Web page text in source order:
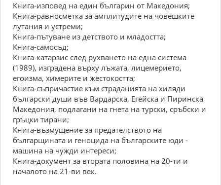
Книга-изповед на един българин от Македония;
Книга-равносметка за амплитудите на човешките
лутания и устреми;
Книга-пътуване из детството и младостта;
Книга-самосъд;
Книга-катарзис след рухването на една система
(1989), изградена върху лъжата, лицемерието,
егоизма, химерите и жестокостта;
Книга-съпричастие към страданията на хиляди
български души във Вардарска, Егейска и Пиринска
Македония, подлагани на гнета на турски, сръбски и
гръцки тирани;
Книга-възмущение за предателството на
българщината и геноцида на българските юди -
машина на чужди интереси;
Книга-документ за втората половина на 20-ти и
началото на 21-ви век.